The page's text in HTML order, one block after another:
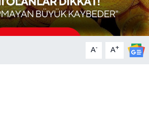
A- A+
LEZZETLERİ